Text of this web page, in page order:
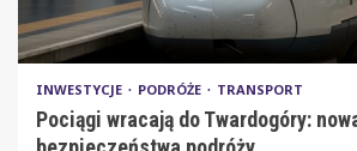
INWESTYCJE PODRÓŻE TRANSPORT
Pociągi wracają do Twardogóry: